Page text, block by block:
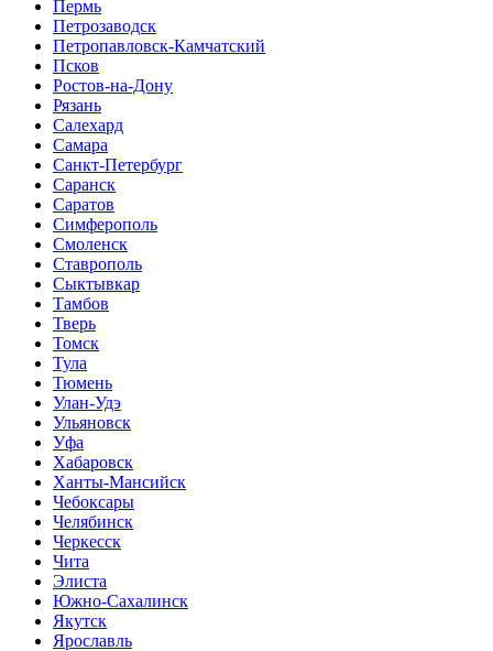
Пермь
Петрозаводск
Петропавловск-Камчатский
Псков
Ростов-на-Дону
Рязань
Салехард
Самара
Санкт-Петербург
Саранск
Саратов
Симферополь
Смоленск
Ставрополь
Сыктывкар
Тамбов
Тверь
Томск
Тула
Тюмень
Улан-Удэ
Ульяновск
Уфа
Хабаровск
Ханты-Мансийск
Чебоксары
Челябинск
Черкесск
Чита
Элиста
Южно-Сахалинск
Якутск
Ярославль